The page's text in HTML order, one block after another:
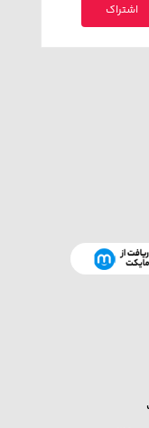
تومان
اشتراک